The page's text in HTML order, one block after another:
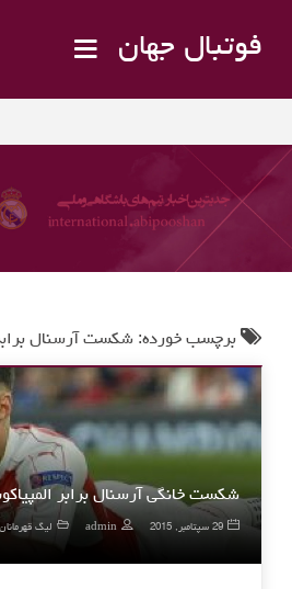
فوتبال جهان
برچسب خورده: شکست آرسنال
شکست خانگی آرسنال برابر
29 سپتامبر, 2015 admin لیگ قهرمانان